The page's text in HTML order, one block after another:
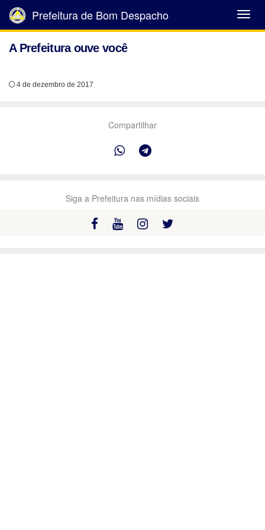
Abrir
Menu
Prefeitura de Bom Despacho
A Prefeitura ouve você
4 de dezembro de 2017
Compartilhar
Siga a Prefeitura nas mídias sociais